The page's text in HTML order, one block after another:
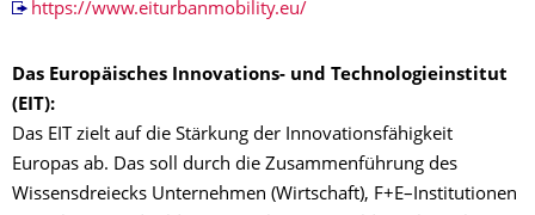
https://www.eiturbanmobility.eu/
Das Europäisches Innovations- und Technologieinstitut
(EIT):
Das EIT zielt auf die Stärkung der Innovationsfähigkeit
Europas ab. Das soll durch die Zusammenführung des
Wissensdreiecks Unternehmen (Wirtschaft), F+E–Institutionen